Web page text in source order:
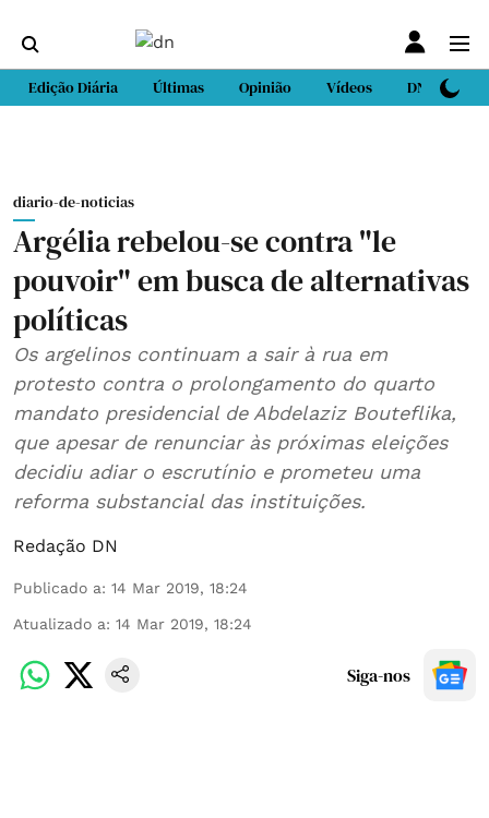
Edição Diária Últimas Opinião Vídeos DN Sport
diario-de-noticias
Argélia rebelou-se contra "le
pouvoir" em busca de alternativas
políticas
Os argelinos continuam a sair à rua em
protesto contra o prolongamento do quarto
mandato presidencial de Abdelaziz Bouteflika,
que apesar de renunciar às próximas eleições
decidiu adiar o escrutínio e prometeu uma
reforma substancial das instituições.
Redação DN
Publicado a: 14 Mar 2019, 18:24
Atualizado a: 14 Mar 2019, 18:24
Siga-nos